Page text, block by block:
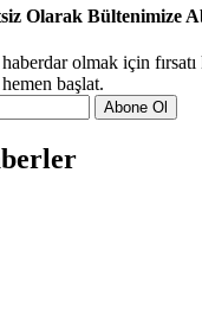
Olarak Bültenimize
olmak için fırsatı
başlat.
Abone Ol